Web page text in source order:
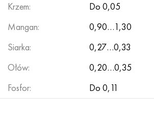
Krzem:
Do 0,05
Mangan:
0,90…1,30
Siarka:
0,27…0,33
Ołów:
0,20…0,35
Fosfor:
Do 0,11
MP159
Multimet n155
56DGNH
68NKhVKTYu
HN73MBTYu
XN70YU
5B
TL5
1.4567 - AISI 304Cu
1.4570-aisi303Cu
1.4574 - Stop PH 15-7 Mo®
15X16H2AM
18X11MNFB
30X, AISI 5130, 30 godz
30hg, 30hg